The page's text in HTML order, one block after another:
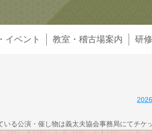
イベント 教室・稽古場案内 研
る公演・催し物は義太夫協会事務局にてチケ